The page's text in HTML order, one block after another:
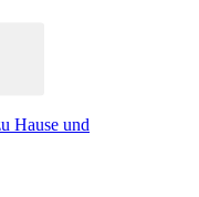
Hause und